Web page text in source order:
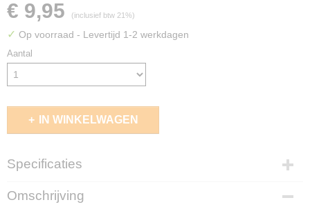
€ 9,95 (inclusief btw 21%)
✓ Op voorraad - Levertijd 1-2 werkdagen
Aantal
IN WINKELWAGEN
Specificaties
EAN code
738956789433
Omschrijving